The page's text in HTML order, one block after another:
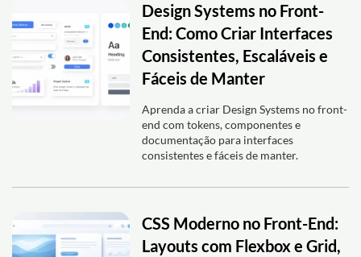
Design Systems no Front-
End: Como Criar Interfaces
Consistentes, Escaláveis e
Fáceis de Manter
Aprenda a criar Design Systems no front-
end com tokens, componentes e
documentação para interfaces
consistentes e fáceis de manter.
CSS Moderno no Front-End:
Layouts com Flexbox e Grid,